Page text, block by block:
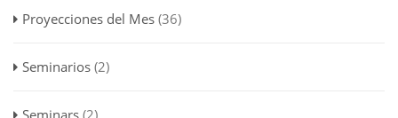
Proyecciones del Mes (36)
Seminarios (2)
Seminars (2)